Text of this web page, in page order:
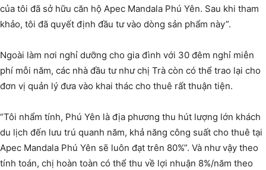
của tôi đã sở hữu căn hộ Apec Mandala Phú Yên. Sau khi tham
khảo, tôi đã quyết định đầu tư vào dòng sản phẩm này”.
Ngoài làm nơi nghỉ dưỡng cho gia đình với 30 đêm nghỉ miễn
phí mỗi năm, các nhà đầu tư như chị Trà còn có thể trao lại cho
đơn vị quản lý đưa vào khai thác cho thuê rất thuận tiện.
“Tôi nhẩm tính, Phú Yên là địa phương thu hút lượng lớn khách
du lịch đến lưu trú quanh năm, khả năng công suất cho thuê tại
Apec Mandala Phú Yên sẽ luôn đạt trên 80%”. Và như vậy theo
tính toán, chị hoàn toàn có thể thu về lợi nhuận 8%/năm theo